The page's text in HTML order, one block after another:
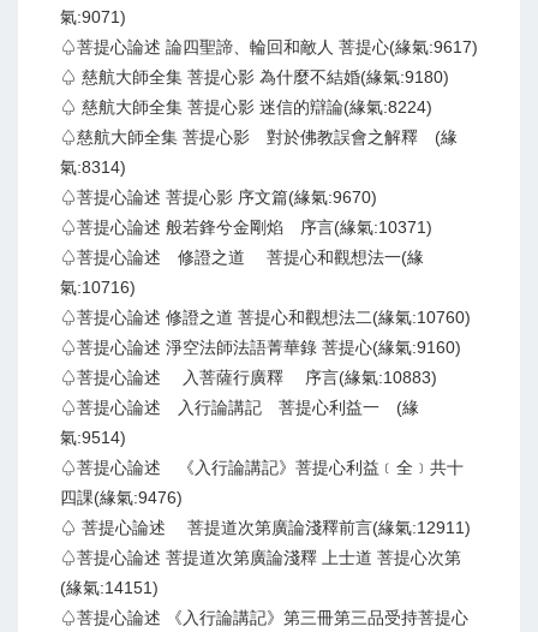
氣:9071)
♤菩提心論述 論四聖諦、輪回和敵人 菩提心(緣氣:9617)
♤ 慈航大師全集 菩提心影 為什麼不結婚(緣氣:9180)
♤ 慈航大師全集 菩提心影 迷信的辯論(緣氣:8224)
♤慈航大師全集 菩提心影 對於佛教誤會之解釋 (緣
氣:8314)
♤菩提心論述 菩提心影 序文篇(緣氣:9670)
♤菩提心論述 般若鋒兮金剛焰 序言(緣氣:10371)
♤菩提心論述 修證之道 菩提心和觀想法一(緣
氣:10716)
♤菩提心論述 修證之道 菩提心和觀想法二(緣氣:10760)
♤菩提心論述 淨空法師法語菁華錄 菩提心(緣氣:9160)
♤菩提心論述 入菩薩行廣釋 序言(緣氣:10883)
♤菩提心論述 入行論講記 菩提心利益一 (緣
氣:9514)
♤菩提心論述 《入行論講記》菩提心利益﹝全﹞共十
四課(緣氣:9476)
♤ 菩提心論述 菩提道次第廣論淺釋前言(緣氣:12911)
♤菩提心論述 菩提道次第廣論淺釋 上士道 菩提心次第
(緣氣:14151)
♤菩提心論述 《入行論講記》第三冊第三品受持菩提心